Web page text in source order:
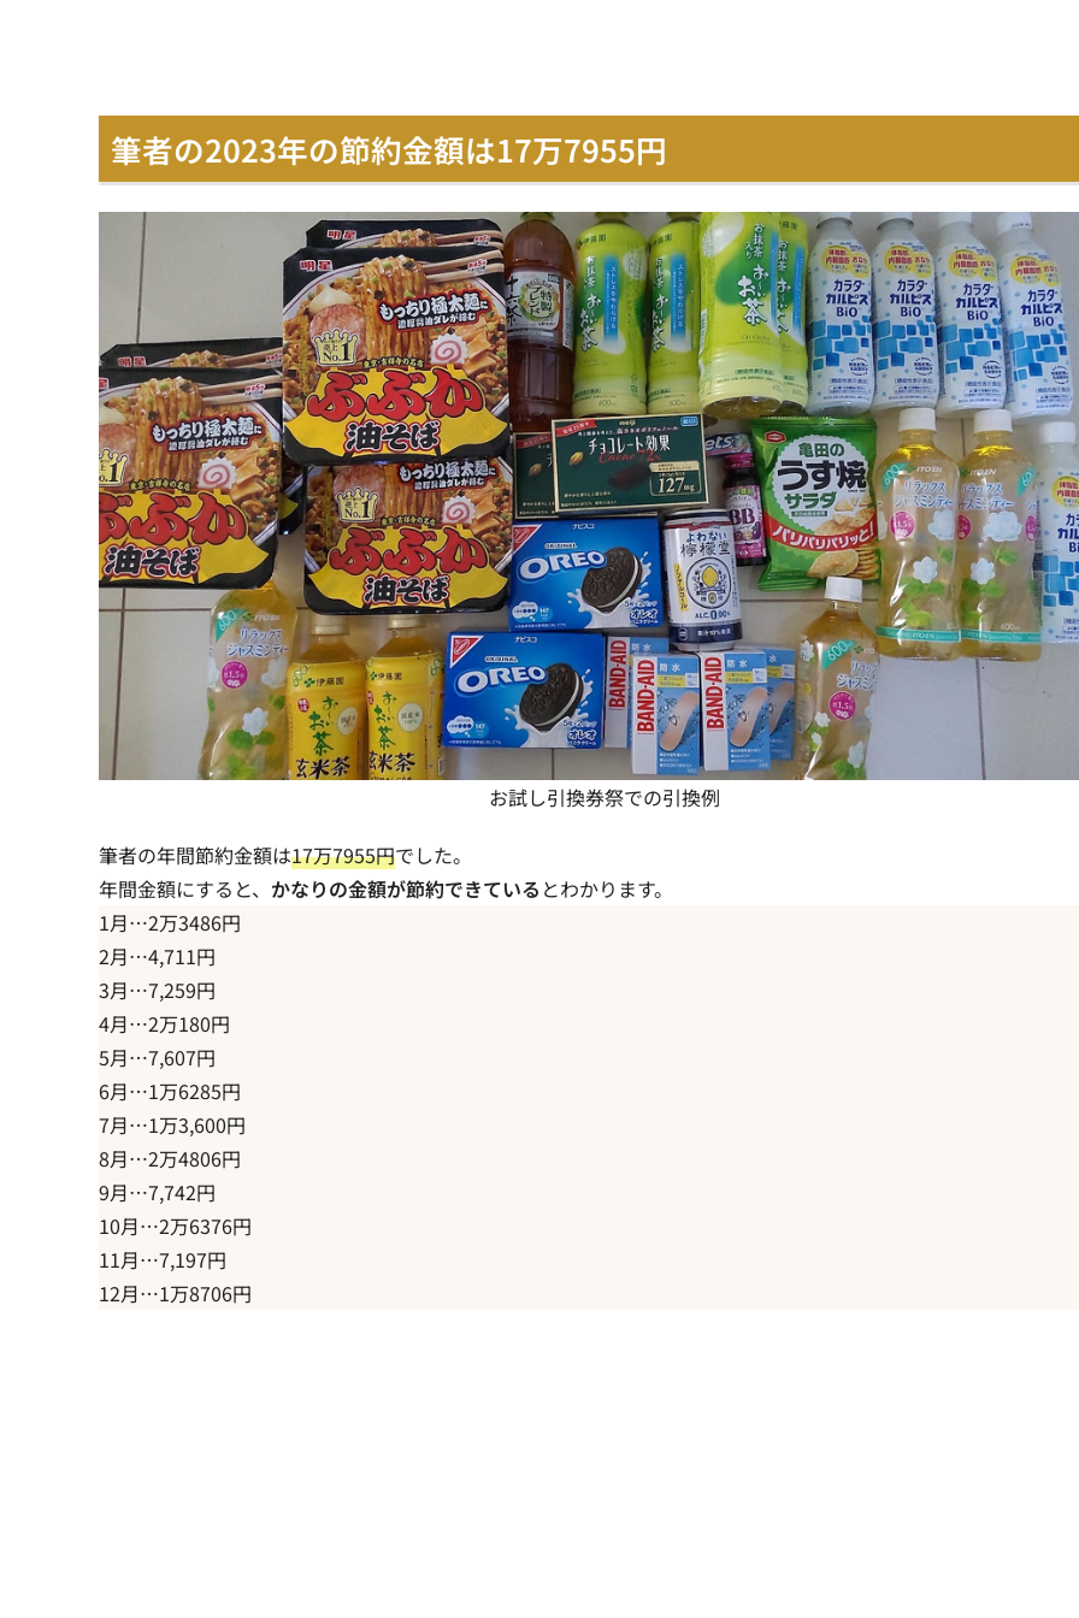
筆者の2023年の節約金額は17万7955円
お試し引換券祭での引換例
筆者の年間節約金額は17万7955円でした。
年間金額にすると、 かなりの金額が節約できている とわかります。
1月…2万3486円
2月…4,711円
3月…7,259円
4月…2万180円
5月…7,607円
6月…1万6285円
7月…1万3,600円
8月…2万4806円
9月…7,742円
10月…2万6376円
11月…7,197円
12月…1万8706円